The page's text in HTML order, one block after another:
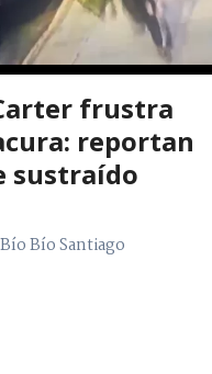
frustra
reportan
sustraído
Bío Santiago